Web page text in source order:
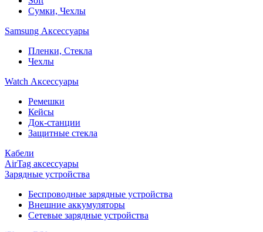
Сумки, Чехлы
Samsung Аксессуары
Пленки, Стекла
Чехлы
Watch Аксессуары
Ремешки
Кейсы
Док-станции
Защитные стекла
Кабели
AirTag аксессуары
Зарядные устройства
Беспроводные зарядные устройства
Внешние аккумуляторы
Сетевые зарядные устройства